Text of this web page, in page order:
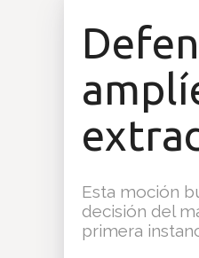
Esta moción
decisión del
primera